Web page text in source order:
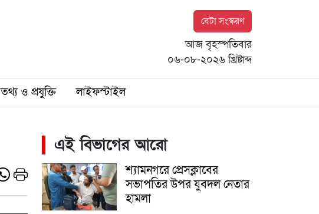
বেটা সংস্করণ
আজ বৃহস্পতিবার
০৬-০৮-২০২৬ খ্রিষ্টাব্দ
তথ্য ও প্রযুক্তি লাইফস্টাইল
এই বিভাগের আরো
শ্যামনগরে প্রেসক্লাবের
সভাপতির উপর যুবদল নেতার
হামলা